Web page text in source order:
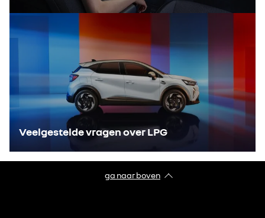
Veelgestelde vragen over LPG
ga naar boven